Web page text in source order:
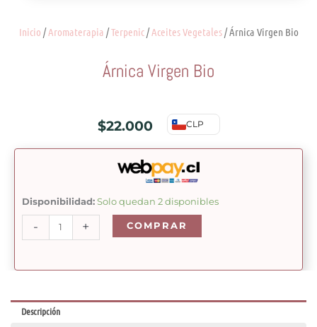
Inicio /Aromaterapia /Terpenic/Aceites Vegetales/ Árnica Virgen Bio
Árnica Virgen Bio
$22.000 CLP
Disponibilidad: Solo quedan 2 disponibles
-
Árnica
Virgen
+ COMPRAR
Descripción